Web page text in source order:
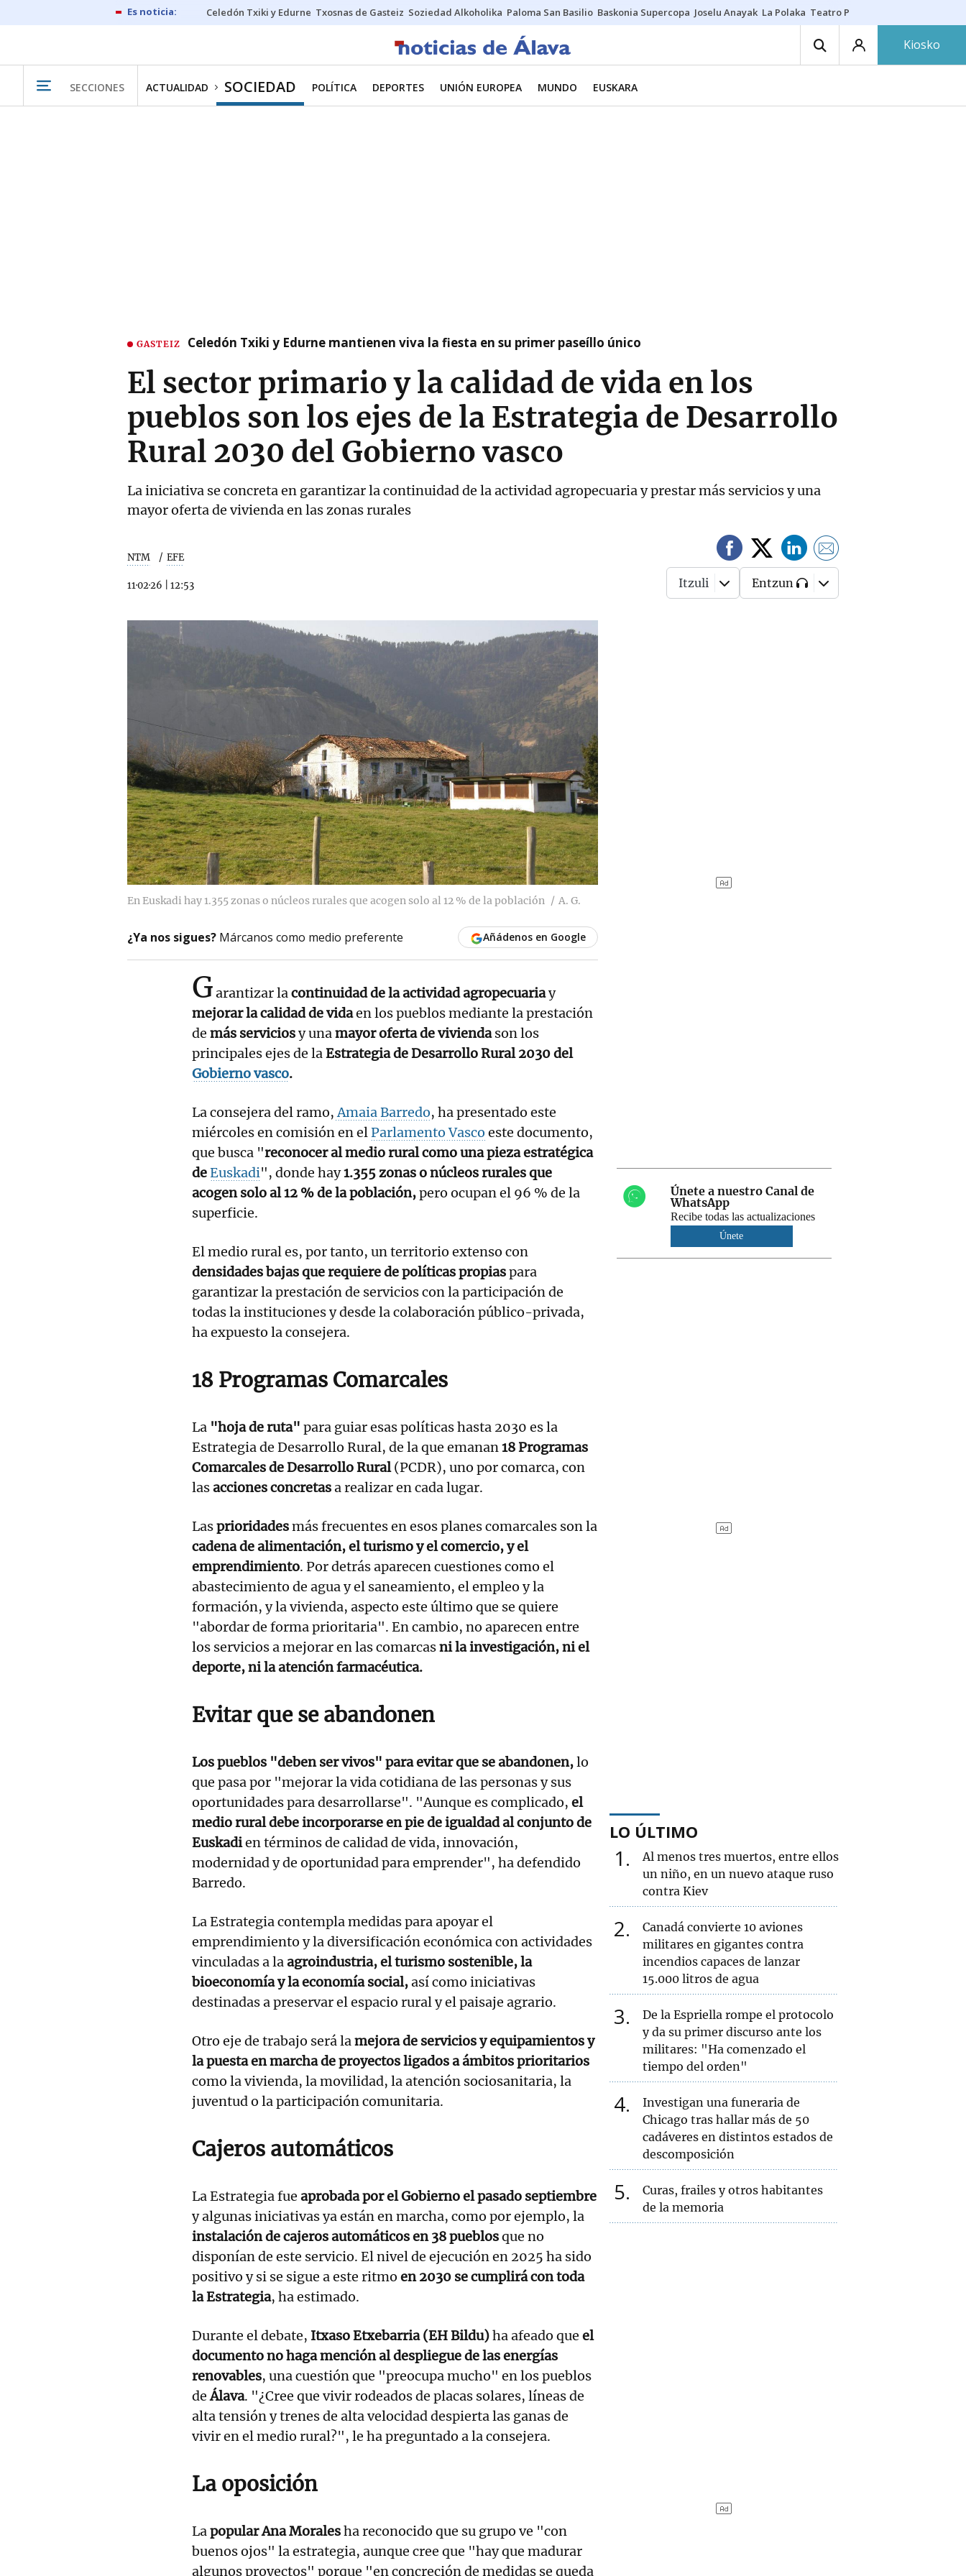
Celedón Txiki y Edurne Txosnas de Gasteiz Soziedad Alkoholika Paloma San Basilio Baskonia Supercopa Joselu Anayak La Polaka Teatro Principal
Kiosko
SECCIONES ACTUALIDAD SOCIEDAD POLÍTICA DEPORTES UNIÓN EUROPEA MUNDO EUSKARA
GASTEIZ Celedón Txiki y Edurne mantienen viva la fiesta en su primer paseíllo único
El sector primario y la calidad de vida en los
pueblos son los ejes de la Estrategia de Desarrollo
Rural 2030 del Gobierno vasco
La iniciativa se concreta en garantizar la continuidad de la actividad agropecuaria y prestar más servicios y una
mayor oferta de vivienda en las zonas rurales
NTM EFE
11·02·26 12:53 Itzuli Entzun
En Euskadi hay 1.355 zonas o núcleos rurales que acogen solo al 12 % de la población A. G.
¿Ya nos sigues? Márcanos como medio preferente Añádenos en Google
Garantizar lacontinuidad de la actividad agropecuariay
mejorar la calidad de vidaen los pueblos mediante la prestación
de más serviciosy unamayor oferta de viviendason los
principales ejes de laEstrategia de Desarrollo Rural 2030 del
Gobierno vasco.
La consejera del ramo,Amaia Barredo, ha presentado este
miércoles en comisión en elParlamento Vasco este documento,
que busca "reconocer al medio rural como una pieza estratégica
deEuskadi", donde hay1.355 zonas o núcleos rurales que
acogen solo al 12 % de la población,pero ocupan el 96 % de la
superficie.
El medio rural es, por tanto, un territorio extenso con
densidades bajas que requiere de políticas propiaspara
garantizar la prestación de servicios con la participación de
todas la instituciones y desde la colaboración público-privada,
ha expuesto la consejera.
18 Programas Comarcales
La "hoja de ruta" para guiar esas políticas hasta 2030 es la
Estrategia de Desarrollo Rural, de la que emanan18 Programas
Comarcales de Desarrollo Rural(PCDR), uno por comarca, con
lasacciones concretasa realizar en cada lugar.
Lasprioridadesmás frecuentes en esos planes comarcales son la
cadena de alimentación, el turismo y el comercio, y el
emprendimiento. Por detrás aparecen cuestiones como el
abastecimiento de agua y el saneamiento, el empleo y la
formación, y la vivienda, aspecto este último que se quiere
"abordar de forma prioritaria". En cambio, no aparecen entre
los servicios a mejorar en las comarcasni la investigación, ni el
deporte, ni la atención farmacéutica.
Evitar que se abandonen
Los pueblos "deben ser vivos" para evitar que se abandonen,lo
que pasa por "mejorar la vida cotidiana de las personas y sus
oportunidades para desarrollarse". "Aunque es complicado, el
medio rural debe incorporarse en pie de igualdad al conjunto de
Euskadien términos de calidad de vida, innovación,
modernidad y de oportunidad para emprender", ha defendido
Barredo.
La Estrategia contempla medidas para apoyar el
emprendimiento y la diversificación económica con actividades
vinculadas a laagroindustria, el turismo sostenible, la
bioeconomía y la economía social,así como iniciativas
destinadas a preservar el espacio rural y el paisaje agrario.
Otro eje de trabajo será lamejora de servicios y equipamientos y
la puesta en marcha de proyectos ligados a ámbitos prioritarios
como la vivienda, la movilidad, la atención sociosanitaria, la
juventud o la participación comunitaria.
Cajeros automáticos
La Estrategia fue aprobada por el Gobierno el pasado septiembre
y algunas iniciativas ya están en marcha, como por ejemplo, la
instalación de cajeros automáticos en 38 pueblosque no
disponían de este servicio. El nivel de ejecución en 2025 ha sido
positivo y si se sigue a este ritmo en 2030 se cumplirá con toda
la Estrategia, ha estimado.
Durante el debate, Itxaso Etxebarria (EH Bildu)ha afeado que el
documento no haga mención al despliegue de las energías
renovables, una cuestión que "preocupa mucho" en los pueblos
deÁlava. "¿Cree que vivir rodeados de placas solares, líneas de
alta tensión y trenes de alta velocidad despierta las ganas de
vivir en el medio rural?", le ha preguntado a la consejera.
La oposición
Lapopular Ana Moralesha reconocido que su grupo ve "con
buenos ojos" la estrategia, aunque cree que "hay que madurar
algunos proyectos" porque "en concreción de medidas se queda
Únete a nuestro Canal de
WhatsApp
Recibe todas las actualizaciones
Únete
LO ÚLTIMO
1
Al menos tres muertos, entre ellos
un niño, en un nuevo ataque ruso
contra Kiev
2
Canadá convierte 10 aviones
militares en gigantes contra
incendios capaces de lanzar
15.000 litros de agua
3
De la Espriella rompe el protocolo
y da su primer discurso ante los
militares: "Ha comenzado el
tiempo del orden"
4
Investigan una funeraria de
Chicago tras hallar más de 50
cadáveres en distintos estados de
descomposición
5
Curas, frailes y otros habitantes
de la memoria